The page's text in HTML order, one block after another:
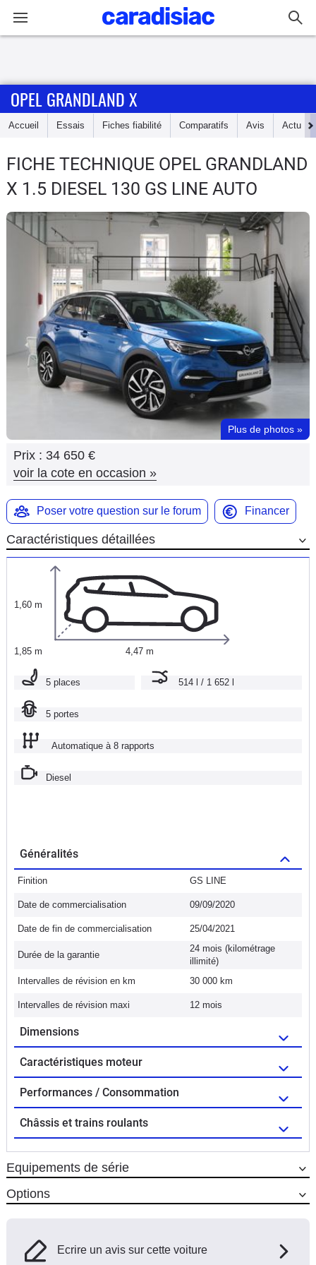
Accueil
Essais
Guide
d'achat
Electriques
Utilitaires
Flottes
Auto
Services
Moto
Marques
OPEL GRANDLAND X
Accueil Essais Fiches fiabilité Comparatifs Avis Actu
FICHE TECHNIQUE OPEL GRANDLAND
X 1.5 DIESEL 130 GS LINE AUTO
Plus de photos »
Prix : 34 650 €
voir la cote en occasion »
Poser votre question sur le forum Financer
Caractéristiques détaillées
1,60 m
1,85 m 4,47 m
5 places 514 l / 1 652 l
5 portes
Automatique à 8 rapports
Diesel
Généralités
Finition GS LINE
Date de commercialisation 09/09/2020
Date de fin de commercialisation 25/04/2021
Durée de la garantie
24 mois (kilométrage
illimité)
Intervalles de révision en km
30 000 km
Intervalles de révision maxi 12 mois
Dimensions
Caractéristiques moteur
Performances / Consommation
Châssis et trains roulants
Equipements de série
Options
Ecrire un avis sur cette voiture